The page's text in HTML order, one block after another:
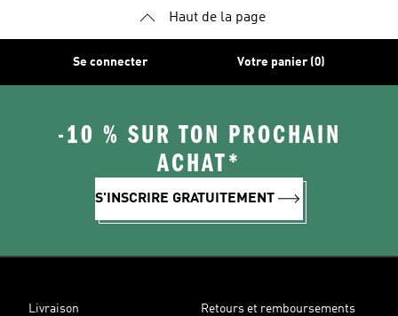
Haut de la page
Se connecter Votre panier (0)
-10 % SUR TON PROCHAIN
ACHAT*
S'INSCRIRE GRATUITEMENT
Livraison Retours et remboursements